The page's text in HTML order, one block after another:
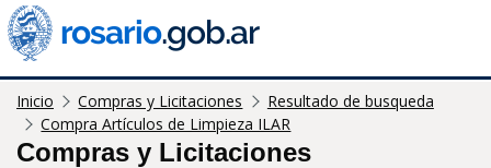
Inicio Compras y Licitaciones
Resultado de busqueda
Compra Artículos de Limpieza ILAR
Compras y Licitaciones